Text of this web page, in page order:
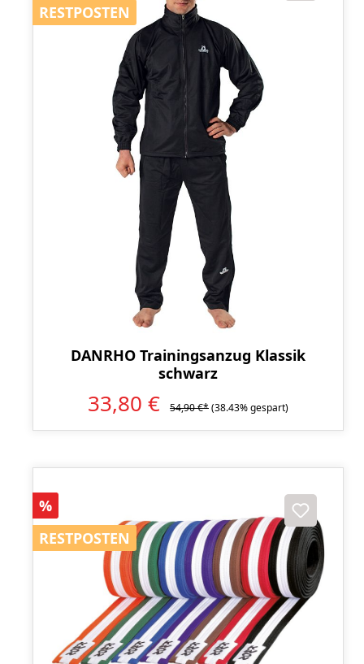
RESTPOSTEN
RESTPOSTEN
DANRHO Trainingsanzug Klassik
schwarz
33,80 € 54,90 €*(38.43% gespart)
Rabatt
%
RESTPOSTEN
RESTPOSTEN